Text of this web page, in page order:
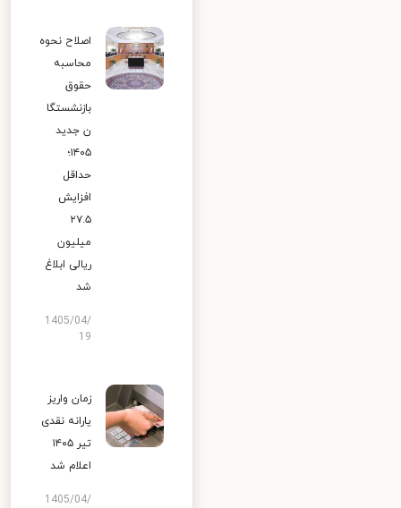
اصلاح نحوه
محاسبه
حقوق
بازنشستگا
ن جدید
۱۴۰۵؛
حداقل
افزایش
۲۷.۵
میلیون
ریالی ابلاغ
شد
1405/04/
19
زمان واریز
یارانه نقدی
تیر ۱۴۰۵
اعلام شد
1405/04/